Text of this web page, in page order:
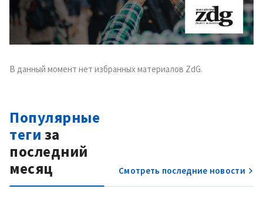
В данный момент нет избранных материалов ZdG.
Популярные
теги за
последний
месяц
Смотреть последние новости
Телефон
+ Личный телефон
конфиденциальности.